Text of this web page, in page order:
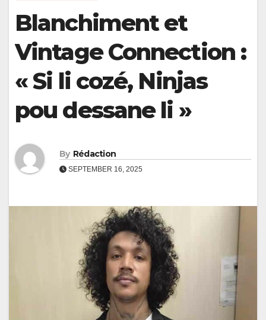
Blanchiment et
Vintage Connection :
« Si li cozé, Ninjas
pou dessane li »
By Rédaction
SEPTEMBER 16, 2025